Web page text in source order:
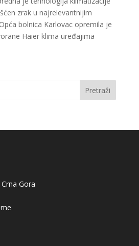
zrak u najrelevantnijim
bolnica Karlovac opremila je
Haier klima uređajima
Gora